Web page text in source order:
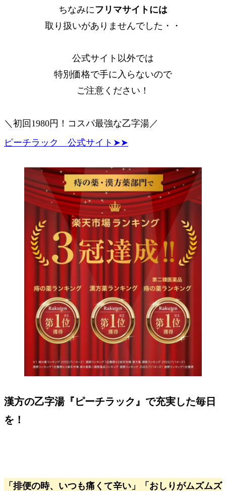
ちなみにフリマサイトには
取り扱いがありませんでした・・
公式サイト以外では
特別価格で手に入らないので
ご注意ください！
＼初回1980円！コスパ最強な乙字湯／
ピーチラック 公式サイト➤➤
漢方の乙字湯『ピーチラック』で充実した毎日
を！
「排便の時、いつも痛くて辛い」「おしりがムズムズ